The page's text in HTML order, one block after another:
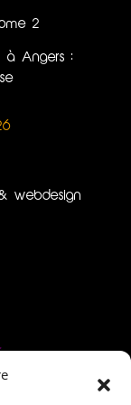
2
à Angers :
webdesign